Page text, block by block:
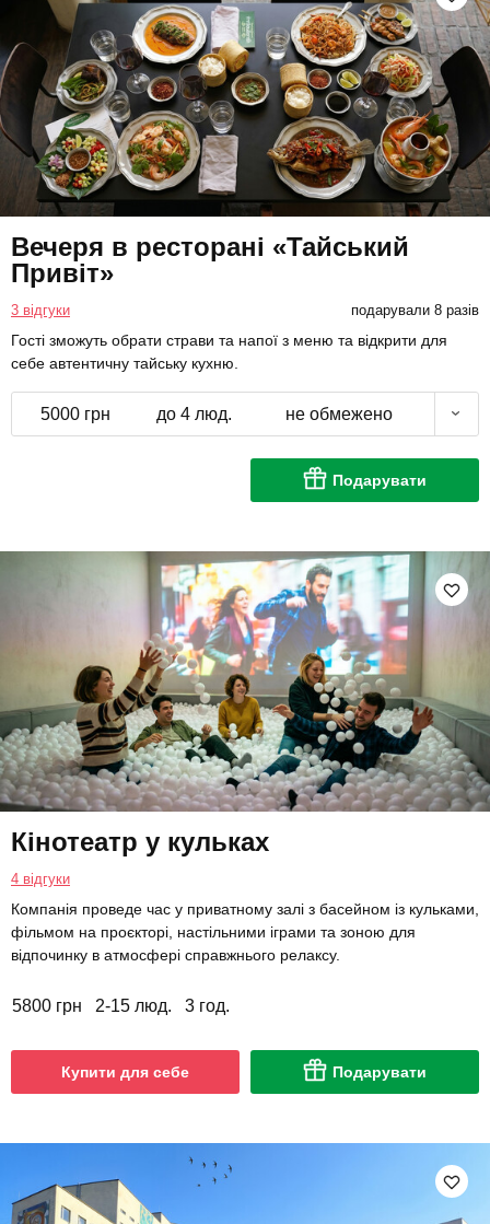
Вечеря в ресторані «Тайський
Привіт»
3 відгуки подарували 8 разів
Гості зможуть обрати страви та напої з меню та відкрити для
себе автентичну тайську кухню.
5000 грн до 4 люд. не обмежено
Подарувати
Кінотеатр у кульках
4 відгуки
Компанія проведе час у приватному залі з басейном із кульками,
фільмом на проєкторі, настільними іграми та зоною для
відпочинку в атмосфері справжнього релаксу.
5800 грн 2-15 люд. 3 год.
Купити для себе Подарувати